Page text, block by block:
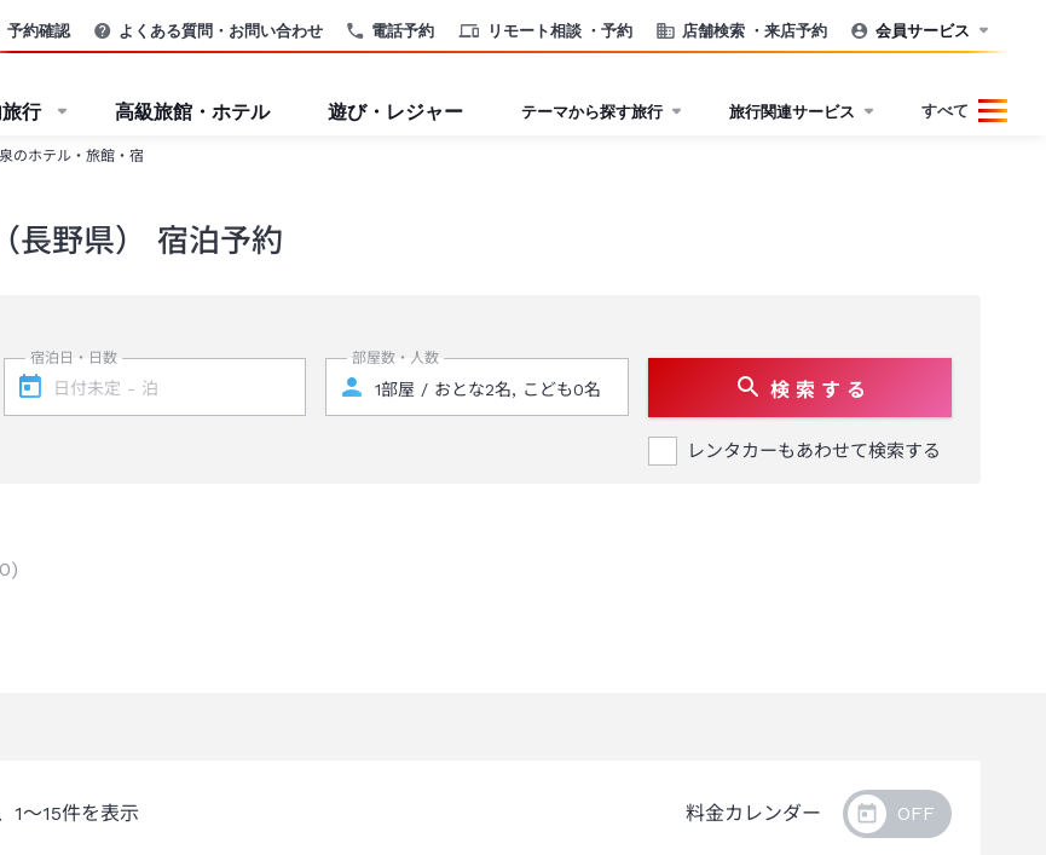
電話予約 リモート相談 ・予約 店舗検索 ・来店予約
予約確認 よくある質問・お問い合わせ 会員サービス
行 高級旅館・ホテル 遊び・レジャー テーマから探す旅行 旅行関連サービス すべて
のホテル・旅館・宿
長野県） 宿泊予約
宿泊日・日数 部屋数・人数
検 索 す る
レンタカーもあわせて検索する
0)
1～15件を表示 料金カレンダー